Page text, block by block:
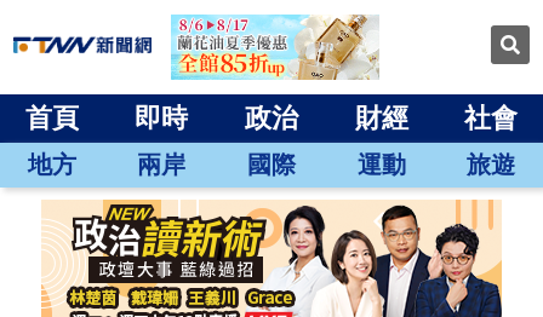
首頁 即時 政治 財經 社會
地方 兩岸 國際 運動 旅遊